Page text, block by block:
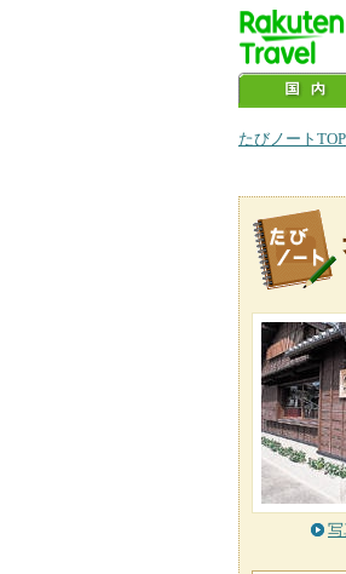
たびノートTOP